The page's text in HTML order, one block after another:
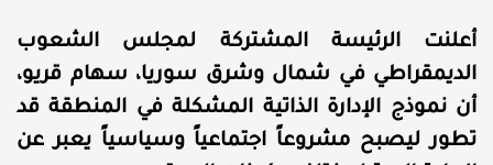
أعلنت الرئيسة المشتركة لمجلس الشعوب
الديمقراطي في شمال وشرق سوريا، سهام قريو،
أن نموذج الإدارة الذاتية المشكلة في المنطقة قد
تطور ليصبح مشروعاً اجتماعياً وسياسياً يعبر عن